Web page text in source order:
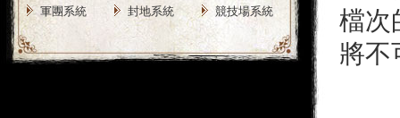
軍團系統
封地系統 競技場系統
檔次
將不